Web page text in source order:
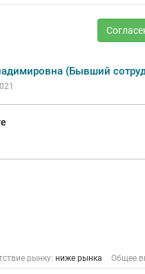
(Бывший
рынку: ниже рынка Общее